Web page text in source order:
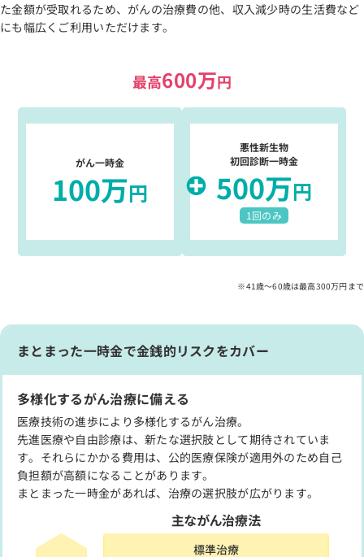
た金額が受取れるため、がんの治療費の他、収入減少時の生活費など
にも幅広くご利用いただけます。
最高600万円
がん一時金
100万円
悪性新生物
初回診断一時金
500万円
1回のみ
※41歳～60歳は最高300万円まで
まとまった一時金で金銭的リスクをカバー
多様化するがん治療に備える
医療技術の進歩により多様化するがん治療。
先進医療や自由診療は、新たな選択肢として期待されていま
す。それらにかかる費用は、公的医療保険が適用外のため自己
負担額が高額になることがあります。
まとまった一時金があれば、治療の選択肢が広がります。